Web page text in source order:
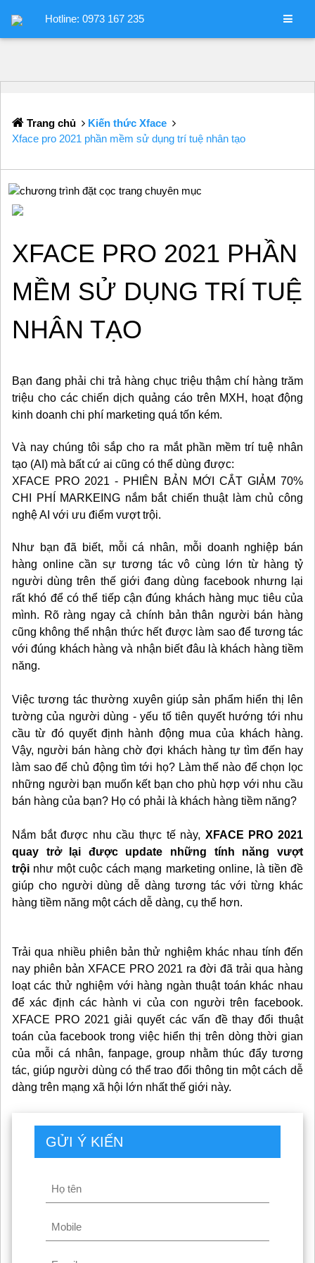
Hotline: 0973 167 235
Trang chủ
Kiến thức Xface
Xface pro 2021 phần mềm sử dụng trí tuệ nhân tạo
XFACE PRO 2021 PHẦN
MỀM SỬ DỤNG TRÍ TUỆ
NHÂN TẠO
Bạn đang phải chi trả hàng chục triệu thậm chí hàng trăm
triệu cho các chiến dịch quảng cáo trên MXH, hoạt động
kinh doanh chi phí marketing quá tốn kém.
Và nay chúng tôi sắp cho ra mắt phần mềm trí tuệ nhân
tạo (AI) mà bất cứ ai cũng có thể dùng được:
XFACE PRO 2021 - PHIÊN BẢN MỚI CẮT GIẢM 70%
CHI PHÍ MARKEING nắm bắt chiến thuật làm chủ công
nghệ AI với ưu điểm vượt trội.
Như bạn đã biết, mỗi cá nhân, mỗi doanh nghiệp bán
hàng online cần sự tương tác vô cùng lớn từ hàng tỷ
người dùng trên thế giới đang dùng facebook nhưng lại
rất khó để có thể tiếp cận đúng khách hàng mục tiêu của
mình. Rõ ràng ngay cả chính bản thân người bán hàng
cũng không thể nhận thức hết được làm sao để tương tác
với đúng khách hàng và nhận biết đâu là khách hàng tiềm
năng.
Việc tương tác thường xuyên giúp sản phẩm hiển thị lên
tường của người dùng - yếu tố tiên quyết hướng tới nhu
cầu từ đó quyết định hành động mua của khách hàng.
Vậy, người bán hàng chờ đợi khách hàng tự tìm đến hay
làm sao để chủ động tìm tới họ? Làm thế nào để chọn lọc
những người bạn muốn kết bạn cho phù hợp với nhu cầu
bán hàng của bạn? Họ có phải là khách hàng tiềm năng?
Nắm bắt được nhu cầu thực tế này, XFACE PRO 2021
quay trở lại được update những tính năng vượt
trội như một cuộc cách mạng marketing online, là tiền đề
giúp cho người dùng dễ dàng tương tác với từng khác
hàng tiềm năng một cách dễ dàng, cụ thể hơn.
Trải qua nhiều phiên bản thử nghiệm khác nhau tính đến
nay phiên bản XFACE PRO 2021 ra đời đã trải qua hàng
loạt các thử nghiệm với hàng ngàn thuật toán khác nhau
để xác định các hành vi của con người trên facebook.
XFACE PRO 2021 giải quyết các vấn đề thay đổi thuật
toán của facebook trong việc hiển thị trên dòng thời gian
của mỗi cá nhân, fanpage, group nhằm thúc đẩy tương
tác, giúp người dùng có thể trao đổi thông tin một cách dễ
dàng trên mạng xã hội lớn nhất thế giới này.
GỬI Ý KIẾN